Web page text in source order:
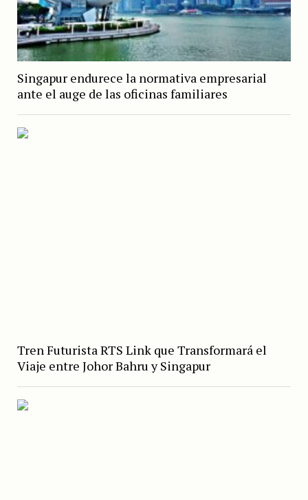
Singapur endurece la normativa empresarial
ante el auge de las oficinas familiares
Tren Futurista RTS Link que Transformará el
Viaje entre Johor Bahru y Singapur